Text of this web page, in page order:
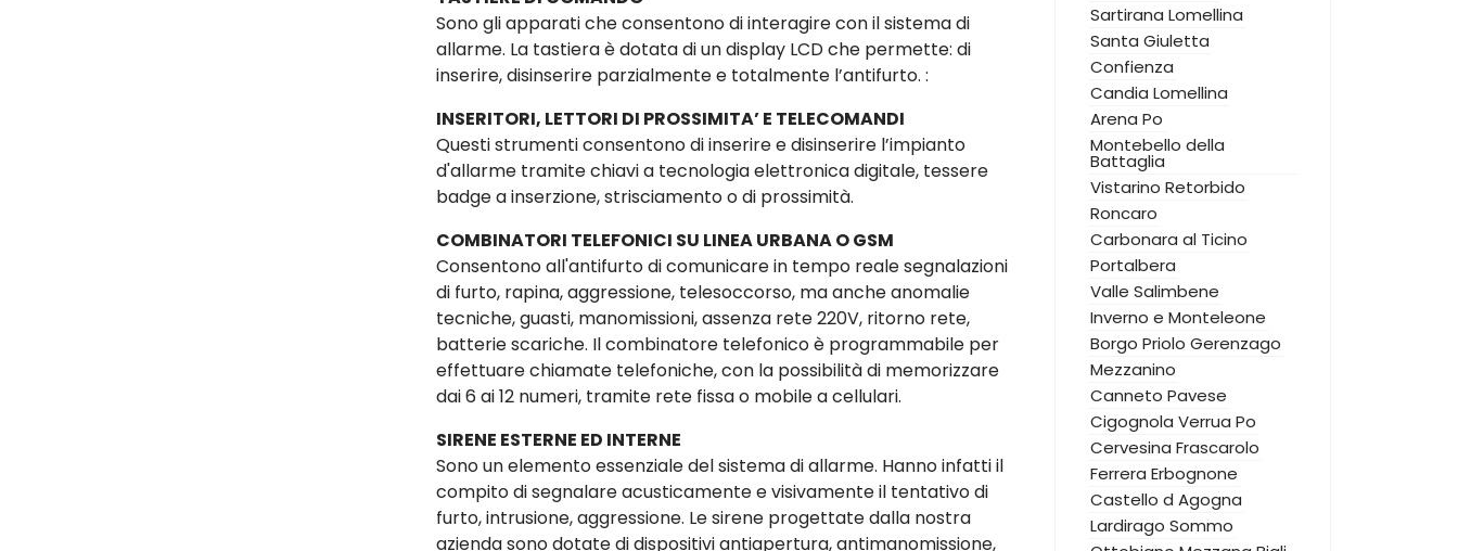
Sono gli apparati che consentono di interagire con il sistema di
allarme. La tastiera è dotata di un display LCD che permette: di
inserire, disinserire parzialmente e totalmente l’antifurto. :
INSERITORI, LETTORI DI PROSSIMITA’ E TELECOMANDI
Questi strumenti consentono di inserire e disinserire l’impianto
d'allarme tramite chiavi a tecnologia elettronica digitale, tessere
badge a inserzione, strisciamento o di prossimità.
COMBINATORI TELEFONICI SU LINEA URBANA O GSM
Consentono all'antifurto di comunicare in tempo reale segnalazioni
di furto, rapina, aggressione, telesoccorso, ma anche anomalie
tecniche, guasti, manomissioni, assenza rete 220V, ritorno rete,
batterie scariche. Il combinatore telefonico è programmabile per
effettuare chiamate telefoniche, con la possibilità di memorizzare
dai 6 ai 12 numeri, tramite rete fissa o mobile a cellulari.
SIRENE ESTERNE ED INTERNE
Sono un elemento essenziale del sistema di allarme. Hanno infatti il
compito di segnalare acusticamente e visivamente il tentativo di
furto, intrusione, aggressione. Le sirene progettate dalla nostra
azienda sono dotate di dispositivi antiapertura, antimanomissione,
Sartirana Lomellina
Santa Giuletta
Confienza
Candia Lomellina
Arena Po
Montebello della
Battaglia
Vistarino Retorbido
Roncaro
Carbonara al Ticino
Portalbera
Valle Salimbene
Inverno e Monteleone
Borgo Priolo Gerenzago
Mezzanino
Canneto Pavese
Cigognola Verrua Po
Cervesina Frascarolo
Ferrera Erbognone
Castello d Agogna
Lardirago Sommo